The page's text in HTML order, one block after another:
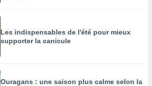
Les indispensables de l'été pour mieux
supporter la canicule
Ouragans : une saison plus calme selon la